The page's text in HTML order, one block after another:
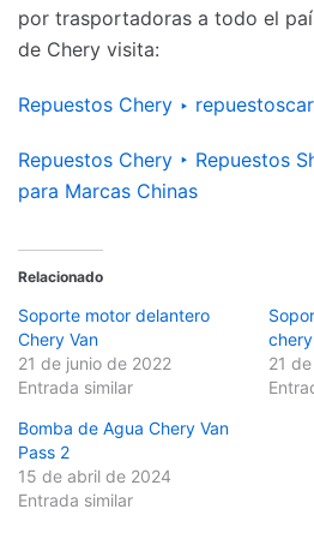
por trasportadoras a todo el
de Chery visita:
Repuestos Chery ‣
Repuestos Chery ‣ Repuestos
para Marcas Chinas
Relacionado
Soporte motor delantero
Chery Van
21 de junio de 2022
Entrada similar
21
Bomba de Agua Chery Van
Pass 2
15 de abril de 2024
Entrada similar